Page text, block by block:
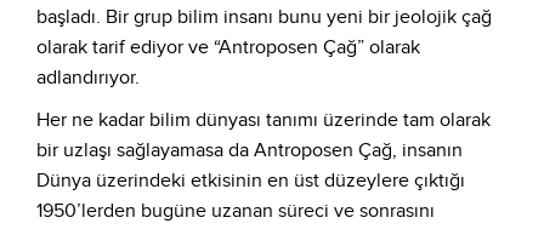
başladı. Bir grup bilim insanı bunu yeni bir jeolojik çağ
olarak tarif ediyor ve “Antroposen Çağ” olarak
adlandırıyor.
Her ne kadar bilim dünyası tanımı üzerinde tam olarak
bir uzlaşı sağlayamasa da Antroposen Çağ, insanın
Dünya üzerindeki etkisinin en üst düzeylere çıktığı
1950’lerden bugüne uzanan süreci ve sonrasını